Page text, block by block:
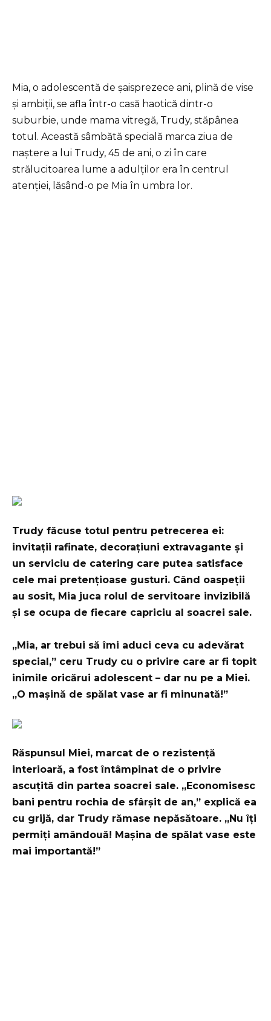
Mia, o adolescentă de șaisprezece ani, plină de vise
și ambiții, se afla într-o casă haotică dintr-o
suburbie, unde mama vitregă, Trudy, stăpânea
totul. Această sâmbătă specială marca ziua de
naștere a lui Trudy, 45 de ani, o zi în care
strălucitoarea lume a adulților era în centrul
atenției, lăsând-o pe Mia în umbra lor.
Trudy făcuse totul pentru petrecerea ei:
invitații rafinate, decorațiuni extravagante și
un serviciu de catering care putea satisface
cele mai pretențioase gusturi. Când oaspeții
au sosit, Mia juca rolul de servitoare invizibilă
și se ocupa de fiecare capriciu al soacrei sale.
„Mia, ar trebui să îmi aduci ceva cu adevărat
special,” ceru Trudy cu o privire care ar fi topit
inimile oricărui adolescent – dar nu pe a Miei.
„O mașină de spălat vase ar fi minunată!”
Răspunsul Miei, marcat de o rezistență
interioară, a fost întâmpinat de o privire
ascuțită din partea soacrei sale. „Economisesc
bani pentru rochia de sfârșit de an,” explică ea
cu grijă, dar Trudy rămase nepăsătoare. „Nu îți
permiți amândouă! Mașina de spălat vase este
mai importantă!”